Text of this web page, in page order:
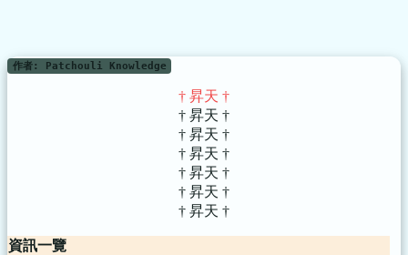
作者: Patchouli Knowledge
† 昇天 †
† 昇天 †
† 昇天 †
† 昇天 †
† 昇天 †
† 昇天 †
† 昇天 †
資訊一覽